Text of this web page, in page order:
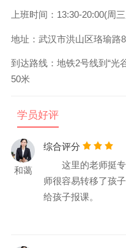
上班时间：13:30-20:00(周
地址：武汉市洪山区珞瑜路
到达路线： 地铁2号线到“光
50米
学员好评
和蔼
综合评分
这里的老师挺专
师很容易转移了孩
给孩子报课。